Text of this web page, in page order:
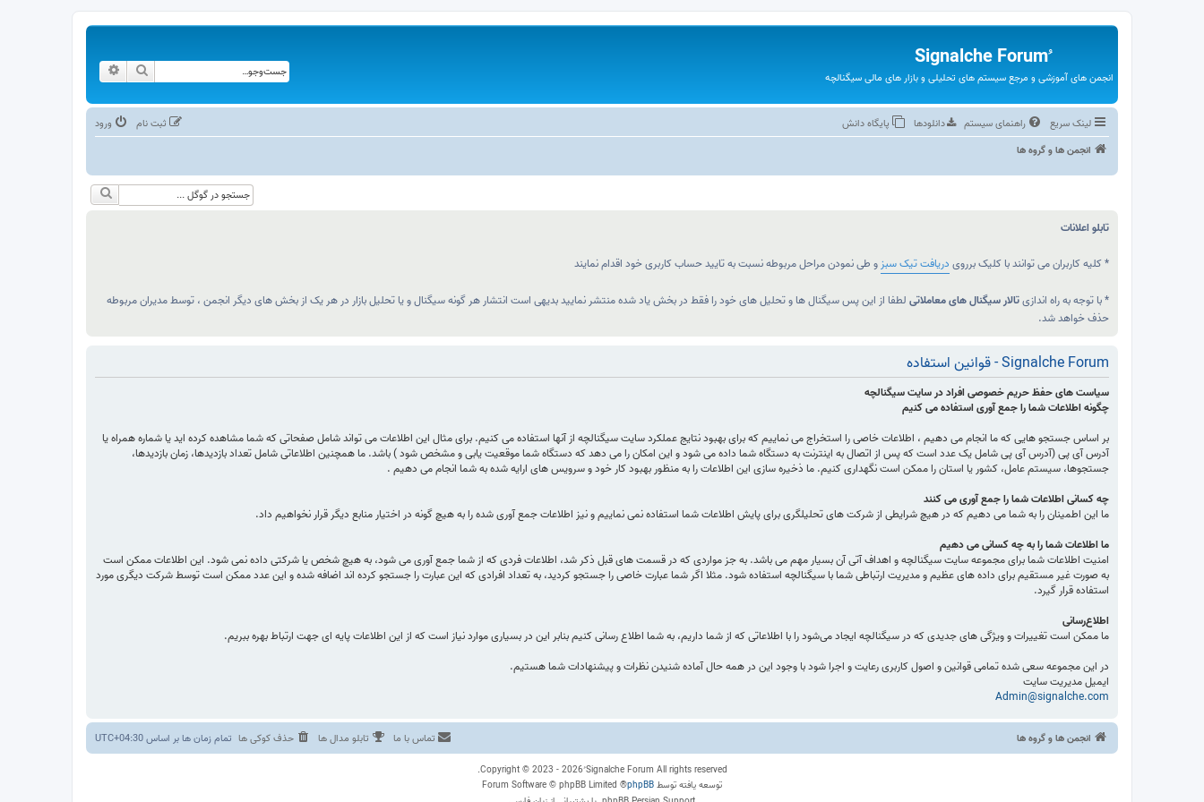
انجمن های آموزشی و مرجع سیستم های تحلیلی و بازار های مالی سیگنالچه جست‌وجو
لینک سریع راهنمای سیستم دانلودها پایگاه دانش ورود
ثبت نام
انجمن ها و گروه ها
تابلو اعلانات
* کلیه کاربران می توانند با کلیک برروی دریافت تیک سبز و طی نمودن مراحل مربوطه نسبت به تایید حساب کاربری خود اقدام نمایند
* با توجه به راه اندازیتالار سیگنال های معاملاتی لطفا از این پس سیگنال ها و تحلیل های خود را فقط در بخش یاد شده منتشر نمایید بدیهی است انتشار هر گونه سیگنال و یا تحلیل بازار در هر یک از بخش های دیگر انجمن ، توسط مدیران مربوطه
حذف خواهد شد.
سیاست های حفظ حریم خصوصی افراد در سایت سیگنالچه
چگونه اطلاعات شما را جمع آوری استفاده می کنیم
بر اساس جستجو هایی که ما انجام می دهیم ، اطلاعات خاصی را استخراج می نماییم که برای بهبود نتایج عملکرد سایت سیگنالچه از آنها استفاده می کنیم. برای مثال این اطلاعات می تواند شامل صفحاتی که شما مشاهده کرده اید یا شماره همراه یا
آدرس آی پی (آدرس آی پی شامل یک عدد است که پس از اتصال به اینترنت به دستگاه شما داده می شود و این امکان را می دهد که دستگاه شما موقعیت یابی و مشخص شود ) باشد. ما همچنین اطلاعاتی شامل تعداد بازدیدها، زمان بازدیدها،
جستجوها، سیستم عامل، کشور یا استان را ممکن است نگهداری کنیم. ما ذخیره سازی این اطلاعات را به منظور بهبود کار خود و سرویس های ارایه شده به شما انجام می دهیم .
چه کسانی اطلاعات شما را جمع آوری می کنند
ما این اطمینان را به شما می دهیم که در هیچ شرایطی از شرکت های تحلیلگری برای پایش اطلاعات شما استفاده نمی نماییم و نیز اطلاعات جمع آوری شده را به هیچ گونه در اختیار منابع دیگر قرار نخواهیم داد.
ما اطلاعات شما را به چه کسانی می دهیم
امنیت اطلاعات شما برای مجموعه سایت سیگنالچه و اهداف آتی آن بسیار مهم می باشد. به جز مواردی که در قسمت های قبل ذکر شد، اطلاعات فردی که از شما جمع آوری می شود، به هیچ شخص یا شرکتی داده نمی شود. این اطلاعات ممکن است
به صورت غیر مستقیم برای داده های عظیم و مدیریت ارتباطی شما با سیگنالچه استفاده شود. مثلا اگر شما عبارت خاصی را جستجو کردید، به تعداد افرادی که این عبارت را جستجو کرده اند اضافه شده و این عدد ممکن است توسط شرکت دیگری مورد
استفاده قرار گیرد.
اطلاع‌رسانی
ما ممکن است تغییرات و ویژگی های جدیدی که در سیگنالچه ایجاد می‌شود را با اطلاعاتی که از شما داریم، به شما اطلاع‌ رسانی کنیم بنابر این در بسیاری موارد نیاز است که از این اطلاعات پایه ای جهت ارتباط بهره ببریم.
در این مجموعه سعی شده تمامی قوانین و اصول کاربری رعایت و اجرا شود با وجود این در همه حال آماده شنیدن نظرات و پیشنهادات شما هستیم.
ایمیل مدیریت سایت
Admin@signalche.com
انجمن ها و گروه ها تمام زمان ها بر اساسUTC+04:30 حذف کوکی ها تابلو مدال ها تماس با ما
Copyright © 2023 - 2026 ُSignalche Forum All rights reserved.
توسعه یافته توسطphpBB
® Forum Software © phpBB Limited